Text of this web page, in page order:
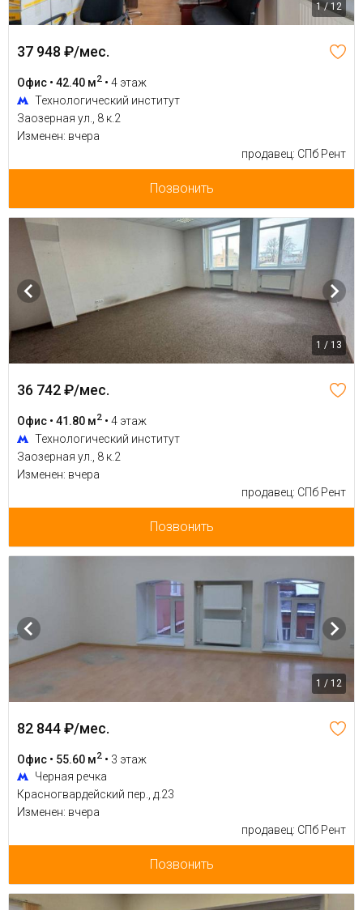
1 / 12
37 948 ₽/мес.
Офис • 42.40 м2 • 4 этаж
Технологический институт
Заозерная ул., 8 к.2
Изменен: вчера
продавец: СПб Рент
Позвонить
1 / 13
36 742 ₽/мес.
Офис • 41.80 м2 • 4 этаж
Технологический институт
Заозерная ул., 8 к.2
Изменен: вчера
продавец: СПб Рент
Позвонить
1 / 12
82 844 ₽/мес.
Офис • 55.60 м2 • 3 этаж
Черная речка
Красногвардейский пер., д.23
Изменен: вчера
продавец: СПб Рент
Позвонить